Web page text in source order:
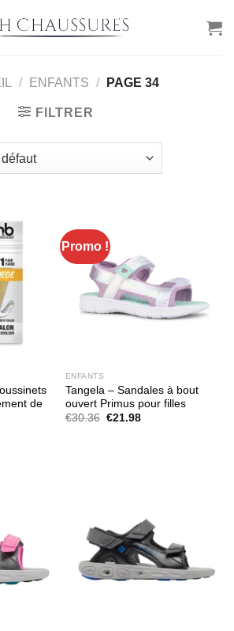
/ ENFANTS / PAGE 34
FILTRER
de
Promo !
ENFANTS
Tangela – Sandales à bout
ouvert Primus pour filles
€30.36 Le
€21.98Le